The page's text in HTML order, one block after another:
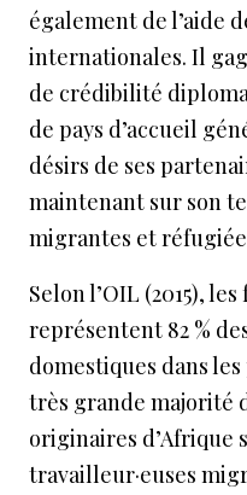
également de l’aide
internationales. Il
de crédibilité
de pays d’accueil
désirs de ses
maintenant sur son
migrantes et
Selon l’OIL (2015),
représentent 82 %
domestiques dans
très grande majorité
originaires d’Afrique
travailleur·euses